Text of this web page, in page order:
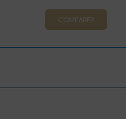
COMPARER